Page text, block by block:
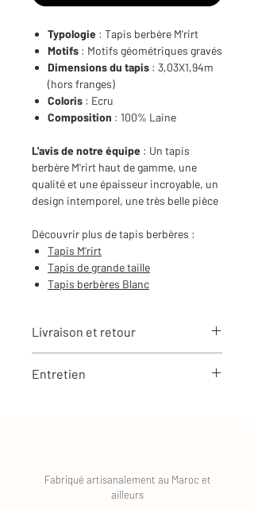
Typologie : Tapis berbère M'rirt
Motifs : Motifs géométriques gravés
Dimensions du tapis : 3,03X1,94m
(hors franges)
Coloris : Ecru
Composition : 100% Laine
L'avis de notre équipe : Un tapis
berbère M'rirt haut de gamme, une
qualité et une épaisseur incroyable, un
design intemporel, une très belle pièce
Découvrir plus de tapis berbères :
Tapis M'rirt
Tapis degrande taille
Tapis berbères Blanc
Livraison et retour
Expédition rapide depuis Paris 🇫🇷 -
🇪🇺 Europe : 3 à 4 jours
🌍 International : environ 7 jours
Entretien
(aspiration seule)
Évite les passages trop agressifs
Fabriqué artisanalement au Maroc et
ailleurs